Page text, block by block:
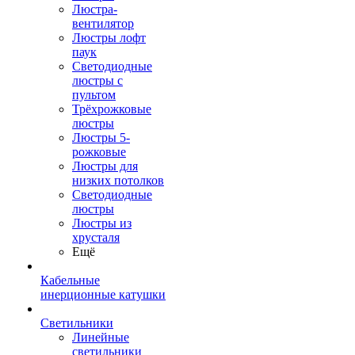
Люстра-
вентилятор
Люстры лофт
паук
Светодиодные
люстры с
пультом
Трёхрожковые
люстры
Люстры 5-
рожковые
Люстры для
низких потолков
Cветодиодные
люстры
Люстры из
хрусталя
Ещё
Кабельные
инерционные катушки
Светильники
Линейные
светильники